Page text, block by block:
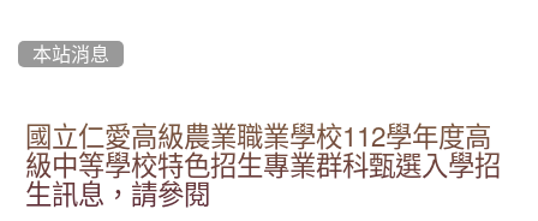
本站消息
國立仁愛高級農業職業學校112學年度高
級中等學校特色招生專業群科甄選入學招
生訊息，請參閱